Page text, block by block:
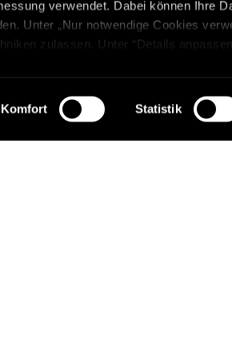
verwendet. Dabei können Ihre
Unter „Nur notwendige Cookies
zulassen. Unter “Details
.
Komfort Statistik